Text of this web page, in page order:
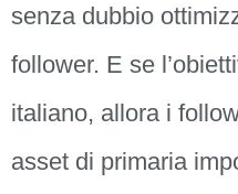
senza dubbio
follower. E se
italiano, allora i
asset di primaria